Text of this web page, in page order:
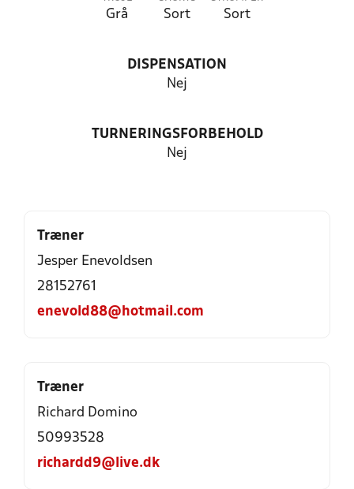
Grå Sort Sort
DISPENSATION
Nej
TURNERINGSFORBEHOLD
Nej
Træner
Jesper Enevoldsen
28152761
enevold88@hotmail.com
Træner
Richard Domino
50993528
richardd9@live.dk